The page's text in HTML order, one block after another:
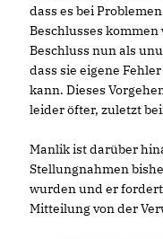
dass es bei
Beschlusses
Beschluss nun als
dass sie eigene
kann. Dieses
leider öfter, zuletzt
Manlik ist darüber
Stellungnahmen
wurden und er
Mitteilung von der